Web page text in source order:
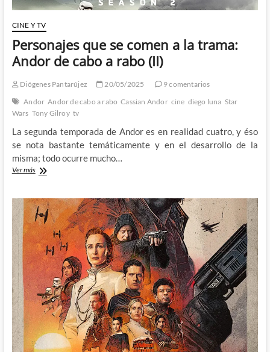
CINE Y TV
Personajes que se comen a la trama:
Andor de cabo a rabo (II)
Diógenes Pantarújez 20/05/2025
9 comentarios
Andor Andor de cabo a rabo Cassian Andor cine diego luna Star
Wars Tony Gilroy tv
La segunda temporada de Andor es en realidad cuatro, y éso
se nota bastante temáticamente y en el desarrollo de la
misma; todo ocurre mucho…
Ver másPersonajes
comen
a
la
trama:
Andor
de
cabo
a
rabo
(II)